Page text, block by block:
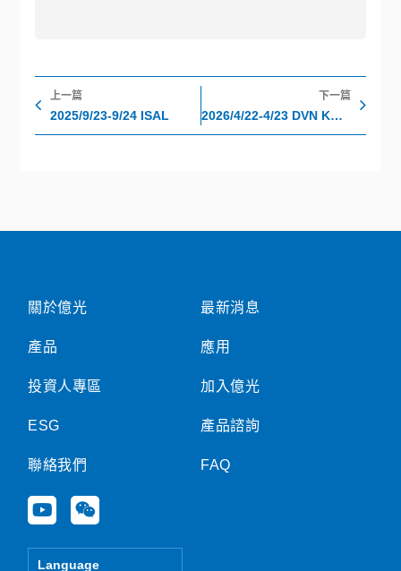
上一頁
上一篇
2025/9/23-9/24 ISAL
下一篇
2026/4/22-4/23 DVN KOLN Interior Workshop
關於億光
產品
投資人專區
ESG
聯絡我們
Y
o
W
e
Language
最新消息
應用
加入億光
產品諮詢
FAQ